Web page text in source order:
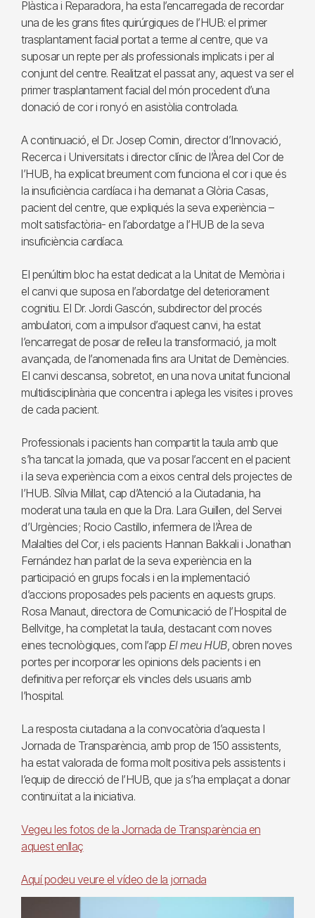
Plàstica i Reparadora, ha esta l’encarregada de recordar
una de les grans fites quirúrgiques de l’HUB: el primer
trasplantament facial portat a terme al centre, que va
suposar un repte per als professionals implicats i per al
conjunt del centre. Realitzat el passat any, aquest va ser el
primer trasplantament facial del món procedent d’una
donació de cor i ronyó en asistòlia controlada.
A continuació, el Dr. Josep Comin, director d’Innovació,
Recerca i Universitats i director clínic de l’Àrea del Cor de
l’HUB, ha explicat breument com funciona el cor i que és
la insuficiència cardíaca i ha demanat a Glòria Casas,
pacient del centre, que expliqués la seva experiència –
molt satisfactòria- en l’abordatge a l’HUB de la seva
insuficiència cardíaca.
El penúltim bloc ha estat dedicat a la Unitat de Memòria i
el canvi que suposa en l’abordatge del deteriorament
cognitiu. El Dr. Jordi Gascón, subdirector del procés
ambulatori, com a impulsor d’aquest canvi, ha estat
l’encarregat de posar de relleu la transformació, ja molt
avançada, de l’anomenada fins ara Unitat de Demències.
El canvi descansa, sobretot, en una nova unitat funcional
multidisciplinària que concentra i aplega les visites i proves
de cada pacient.
Professionals i pacients han compartit la taula amb que
s’ha tancat la jornada, que va posar l’accent en el pacient
i la seva experiència com a eixos central dels projectes de
l’HUB. Sílvia Millat, cap d’Atenció a la Ciutadania, ha
moderat una taula en que la Dra. Lara Guillen, del Servei
d’Urgències; Rocio Castillo, infermera de l’Àrea de
Malalties del Cor, i els pacients Hannan Bakkali i Jonathan
Fernández han parlat de la seva experiència en la
participació en grups focals i en la implementació
d’accions proposades pels pacients en aquests grups.
Rosa Manaut, directora de Comunicació de l’Hospital de
Bellvitge, ha completat la taula, destacant com noves
eines tecnològiques, com l’app El meu HUB, obren noves
portes per incorporar les opinions dels pacients i en
definitiva per reforçar els vincles dels usuaris amb
l’hospital.
La resposta ciutadana a la convocatòria d’aquesta I
Jornada de Transparència, amb prop de 150 assistents,
ha estat valorada de forma molt positiva pels assistents i
l’equip de direcció de l’HUB, que ja s’ha emplaçat a donar
continuïtat a la iniciativa.
Vegeu les fotos de la Jornada de Transparència en
aquest enllaç
Aquí podeu veure el vídeo de la jornada